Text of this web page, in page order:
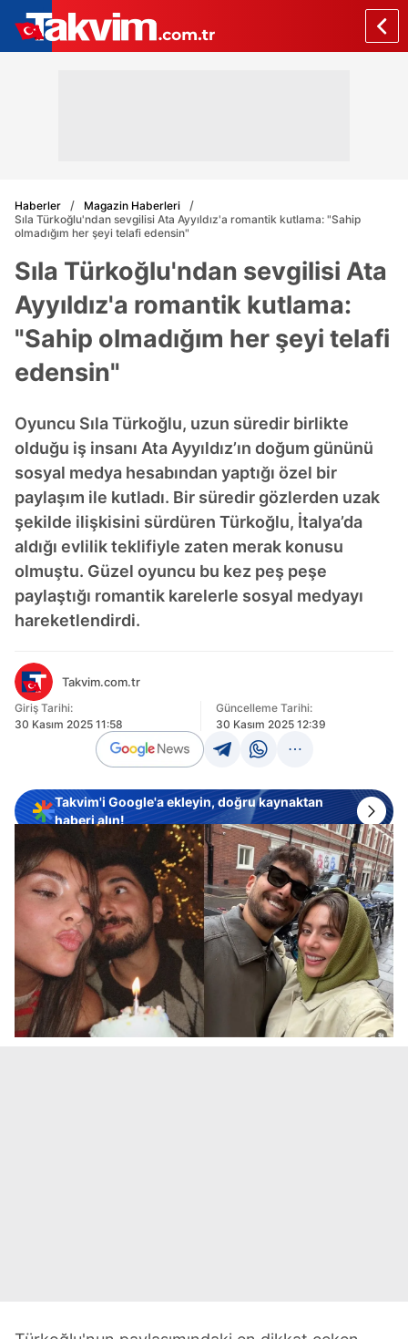
Haberler
Magazin Haberleri
Sıla Türkoğlu'ndan sevgilisi Ata Ayyıldız'a romantik kutlama: "Sahip
olmadığım her şeyi telafi edensin"
Sıla Türkoğlu'ndan sevgilisi Ata
Ayyıldız'a romantik kutlama:
"Sahip olmadığım her şeyi telafi
edensin"
Oyuncu Sıla Türkoğlu, uzun süredir birlikte
olduğu iş insanı Ata Ayyıldız’ın doğum gününü
sosyal medya hesabından yaptığı özel bir
paylaşım ile kutladı. Bir süredir gözlerden uzak
şekilde ilişkisini sürdüren Türkoğlu, İtalya’da
aldığı evlilik teklifiyle zaten merak konusu
olmuştu. Güzel oyuncu bu kez peş peşe
paylaştığı romantik karelerle sosyal medyayı
hareketlendirdi.
Takvim.com.tr
Giriş Tarihi:
30 Kasım 2025 11:58
Güncelleme Tarihi:
30 Kasım 2025 12:39
Takvim'i Google'a ekleyin, doğru kaynaktan
haberi alın!